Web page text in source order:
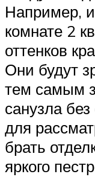
Например,
комнате 2
оттенков
Они будут
тем самым
санузла
для
брать
яркого